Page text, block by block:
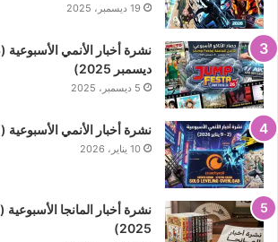
19 ديسمبر، 2025
ديسمبر 2025)
5 ديسمبر، 2025
نشرة أخبار الأنمي الأسبوعية (2 – 9 يناير 2026)
10 يناير، 2026
2025)